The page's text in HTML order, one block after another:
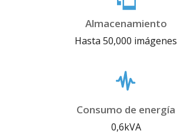
Almacenamiento
Hasta 50,000 imágenes
Consumo de energía
0,6kVA